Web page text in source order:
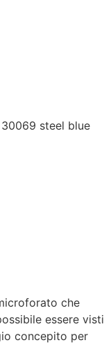
steel blue
che
essere visti
concepito per